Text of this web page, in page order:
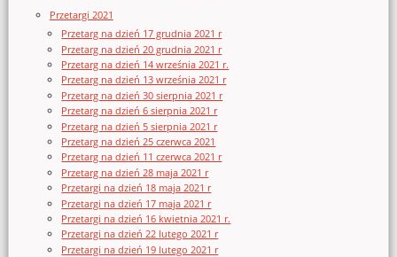
Przetargi 2021
Przetarg na dzień 17 grudnia 2021 r
Przetarg na dzień 20 grudnia 2021 r
Przetarg na dzień 14 września 2021 r.
Przetarg na dzień 13 września 2021 r
Przetarg na dzień 30 sierpnia 2021 r
Przetarg na dzień 6 sierpnia 2021 r
Przetarg na dzień 5 sierpnia 2021 r
Przetarg na dzień 25 czerwca 2021
Przetarg na dzień 11 czerwca 2021 r
Przetarg na dzień 28 maja 2021 r
Przetargi na dzień 18 maja 2021 r
Przetargi na dzień 17 maja 2021 r
Przetargi na dzień 16 kwietnia 2021 r.
Przetargi na dzień 22 lutego 2021 r
Przetargi na dzień 19 lutego 2021 r